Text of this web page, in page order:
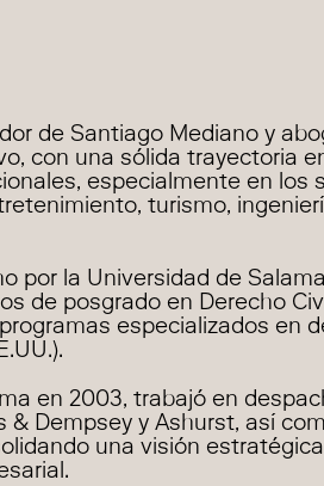
de Santiago Mediano y
con una sólida trayectoria
especialmente en los
turismo,
por la Universidad de
de posgrado en Derecho
especializados en
en 2003, trabajó en
& Dempsey y Ashurst, así
una visión